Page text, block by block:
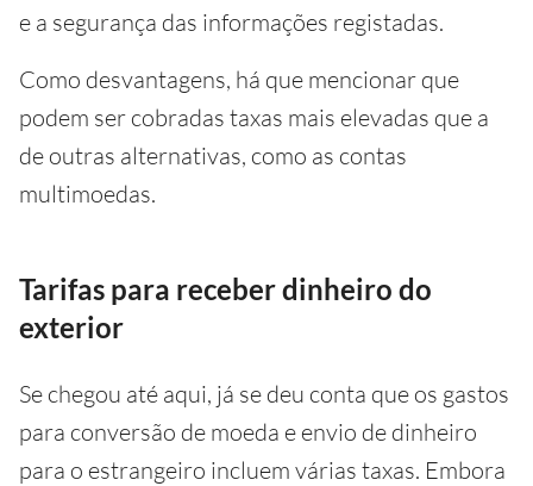
e a segurança das informações registadas.
Como desvantagens, há que mencionar que
podem ser cobradas taxas mais elevadas que a
de outras alternativas, como as contas
multimoedas.
Tarifas para receber dinheiro do
exterior
Se chegou até aqui, já se deu conta que os gastos
para conversão de moeda e envio de dinheiro
para o estrangeiro incluem várias taxas. Embora